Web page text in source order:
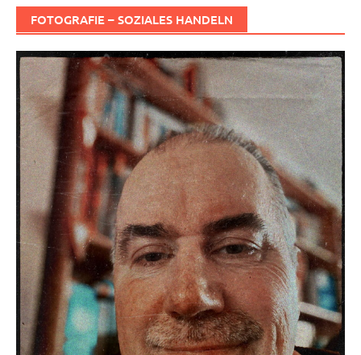
FOTOGRAFIE – SOZIALES HANDELN